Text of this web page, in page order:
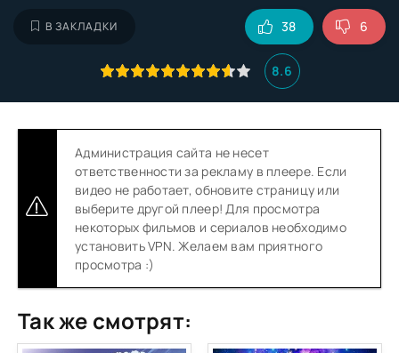
В ЗАКЛАДКИ
8.6
38 6
Администрация сайта не несет
ответственности за рекламу в плеере. Если
видео не работает, обновите страницу или
выберите другой плеер! Для просмотра
некоторых фильмов и сериалов необходимо
установить VPN. Желаем вам приятного
просмотра :)
Так же смотрят: